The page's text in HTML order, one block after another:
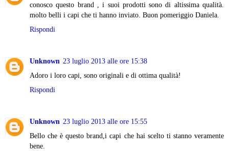
conosco questo brand , i suoi prodotti sono di altissima qualità.
molto belli i capi che ti hanno inviato. Buon pomeriggio Daniela.
Rispondi
Unknown 23 luglio 2013 alle ore 15:38
Adoro i loro capi, sono originali e di ottima qualità!
Rispondi
Unknown 23 luglio 2013 alle ore 15:55
Bello che è questo brand,i capi che hai scelto ti stanno veramente
bene.